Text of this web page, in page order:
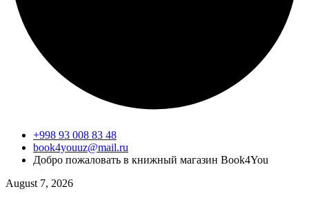
+998 93 008 83 48
book4youuz@mail.ru
Добро пожаловать в книжный магазин Book4You
August 7, 2026